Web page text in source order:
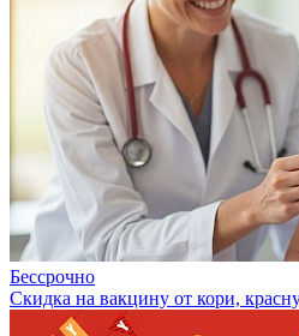
Бессрочно
Скидка на вакцину от кори,